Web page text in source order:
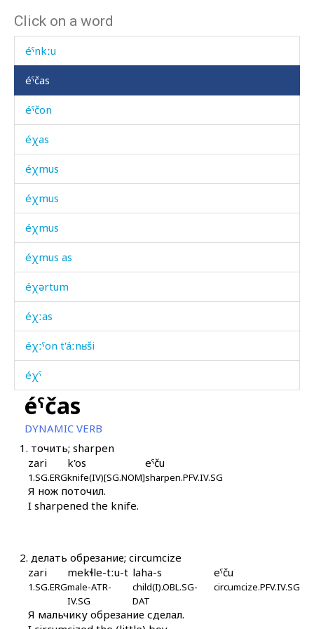
Click on a word
éˤnkdu
éˤnkːu
éˤčas
éˤčon
éχas
éχmus
éχmus
éχmus
éχmus as
éχərtum
éχːas
éχːˤon t'áːnʁši
éχˤ
éχˤu k'oč'ó
eχdát'utːut
eχːúlkan
gabáli
gamáč'
gambá
éˤčas
DYNAMIC VERB
1. точить; sharpen
zari
1.SG.ERG
k'os
knife(IV)[SG.NOM]
eˤču
sharpen.PFV.IV.SG
Я нож поточил.
I sharpened the knife.
2. делать обрезание; circumcize
zari
1.SG.ERG
mekɬle-tːu-t
male-ATR-
IV.SG
laha-s
child(I).OBL.SG-
DAT
eˤču
circumcize.PFV.IV.SG
Я мальчику обрезание сделал.